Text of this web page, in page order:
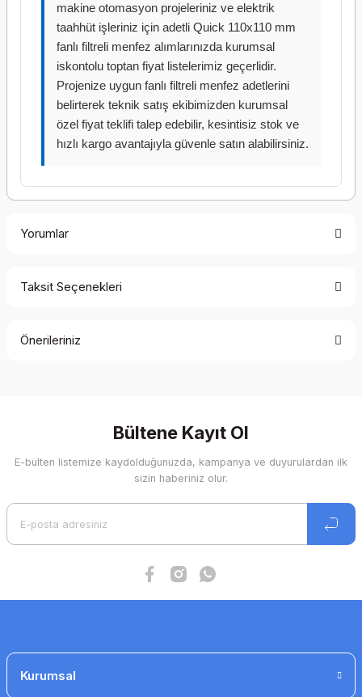
makine otomasyon projeleriniz ve elektrik
taahhüt işleriniz için adetli Quick 110x110 mm
fanlı filtreli menfez alımlarınızda kurumsal
iskontolu toptan fiyat listelerimiz geçerlidir.
Projenize uygun fanlı filtreli menfez adetlerini
belirterek teknik satış ekibimizden kurumsal
özel fiyat teklifi talep edebilir, kesintisiz stok ve
hızlı kargo avantajıyla güvenle satın alabilirsiniz.
Yorumlar
Taksit Seçenekleri
Önerileriniz
Görüş ve önerileriniz için teşekkür ederiz.
Ürün resmi kalitesiz, bozuk veya görüntülenemiyor.
Bültene Kayıt Ol
E-bülten listemize kaydolduğunuzda, kampanya ve duyurulardan ilk
sizin haberiniz olur.
Kurumsal